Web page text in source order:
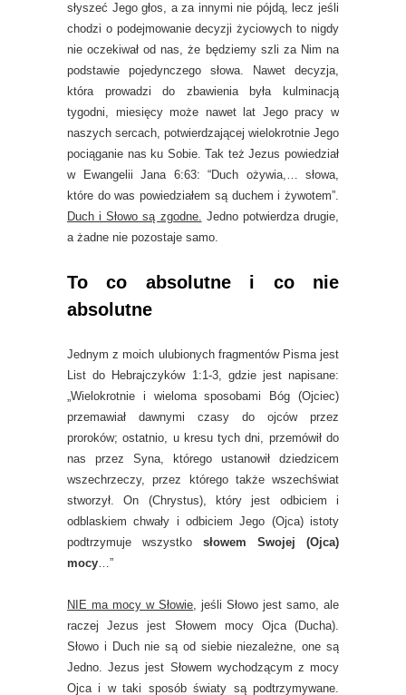
słyszeć Jego głos, a za innymi nie pójdą, lecz jeśli
chodzi o podejmowanie decyzji życiowych to nigdy
nie oczekiwał od nas, że będziemy szli za Nim na
podstawie pojedynczego słowa. Nawet decyzja,
która prowadzi do zbawienia była kulminacją
tygodni, miesięcy może nawet lat Jego pracy w
naszych sercach, potwierdzającej wielokrotnie Jego
pociąganie nas ku Sobie. Tak też Jezus powiedział
w Ewangelii Jana 6:63: “Duch ożywia,… słowa,
które do was powiedziałem są duchem i żywotem”.
Duch i Słowo są zgodne. Jedno potwierdza drugie,
a żadne nie pozostaje samo.
To co absolutne i co nie
absolutne
Jednym z moich ulubionych fragmentów Pisma jest
List do Hebrajczyków 1:1-3, gdzie jest napisane:
„Wielokrotnie i wieloma sposobami Bóg (Ojciec)
przemawiał dawnymi czasy do ojców przez
proroków; ostatnio, u kresu tych dni, przemówił do
nas przez Syna, którego ustanowił dziedzicem
wszechrzeczy, przez którego także wszechświat
stworzył. On (Chrystus), który jest odbiciem i
odblaskiem chwały i odbiciem Jego (Ojca) istoty
podtrzymuje wszystko słowem Swojej (Ojca)
mocy…”
NIE ma mocy w Słowie, jeśli Słowo jest samo, ale
raczej Jezus jest Słowem mocy Ojca (Ducha).
Słowo i Duch nie są od siebie niezależne, one są
Jedno. Jezus jest Słowem wychodzącym z mocy
Ojca i w taki sposób światy są podtrzymywane.